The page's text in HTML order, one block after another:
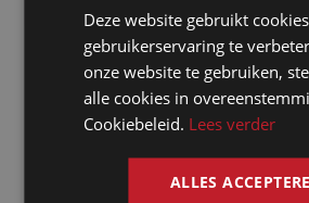
Deze website gebruikt
gebruikerservaring te
onze website te gebruiken,
alle cookies in
Cookiebeleid. Lees verder
ALLES